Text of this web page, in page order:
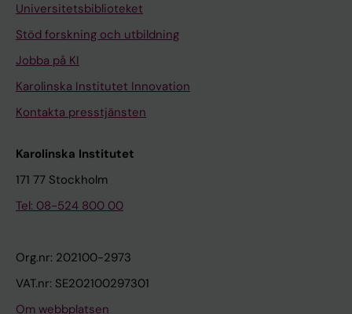
Universitetsbiblioteket
Stöd forskning och utbildning
Jobba på KI
Karolinska Institutet Innovation
Kontakta presstjänsten
Karolinska Institutet
171 77 Stockholm
Tel: 08-524 800 00
Org.nr: 202100-2973
VAT.nr: SE202100297301
Om webbplatsen